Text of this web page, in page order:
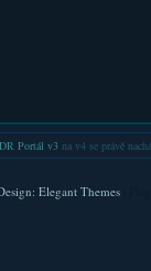
Portál v3na v4 se právě
Elegant Themes